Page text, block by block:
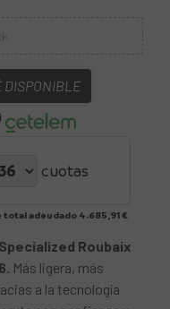
DISPONIBLE
cuotas
total adeudado 4.685,91 €
Roubaix
Más ligera, más
a la tecnología